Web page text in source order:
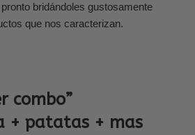
bridándoles gustosamente
que nos caracterizan.
combo”
+ patatas + mas